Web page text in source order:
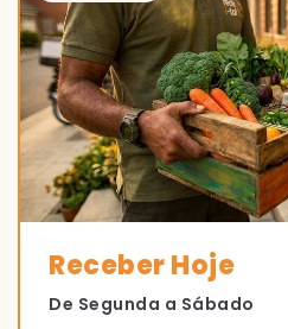
Receber Hoje
De Segunda a Sábado